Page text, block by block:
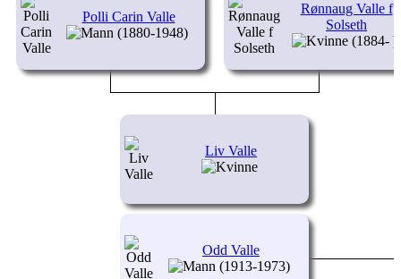
Polli Carin Valle
(1880-1948)
Rønnaug Valle f
Solseth
(1884- )
Liv Valle
Odd Valle
(1913-1973)